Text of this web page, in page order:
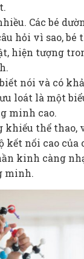
Các bé
hỏi vì sao, bé
hiện tượng
nói và có
loát là một
minh cao.
khiếu thể thao,
kết nối cao của
kinh càng
minh.